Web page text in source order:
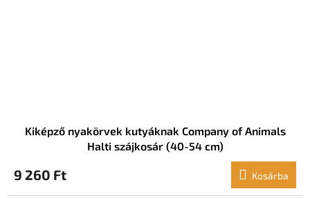
Kiképző nyakörvek kutyáknak Company of Animals
Halti szájkosár (40-54 cm)
9 260 Ft Kosárba